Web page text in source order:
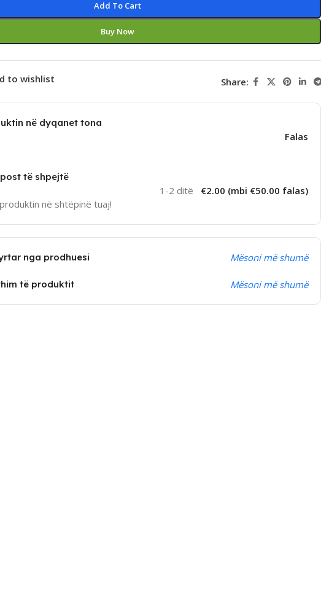
Add To Cart
Buy Now
to wishlist Share:
në dyqanet tona
Falas
të shpejtë
në shtëpinë tuaj!
1-2 ditë €2.00 (mbi €50.00 falas)
nga prodhuesi Mësoni më shumë
të produktit Mësoni më shumë